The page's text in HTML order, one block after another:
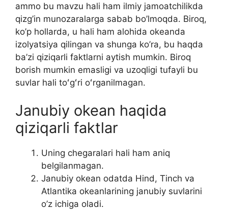
ammo bu mavzu hali ham ilmiy jamoatchilikda
qizg’in munozaralarga sabab bo’lmoqda. Biroq,
ko’p hollarda, u hali ham alohida okeanda
izolyatsiya qilingan va shunga ko’ra, bu haqda
ba’zi qiziqarli faktlarni aytish mumkin. Biroq
borish mumkin emasligi va uzoqligi tufayli bu
suvlar hali toʻgʻri oʻrganilmagan.
Janubiy okean haqida
qiziqarli faktlar
Uning chegaralari hali ham aniq
belgilanmagan.
Janubiy okean odatda Hind, Tinch va
Atlantika okeanlarining janubiy suvlarini
o’z ichiga oladi.